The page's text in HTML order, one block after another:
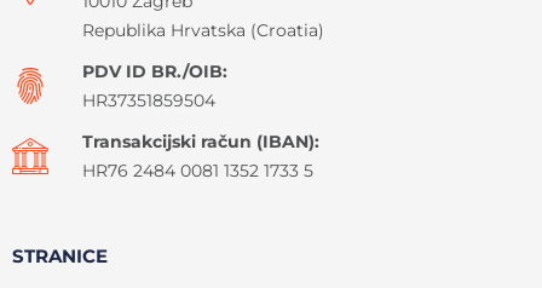
Republika Hrvatska (Croatia)
PDV ID BR./OIB:
HR37351859504
Transakcijski račun (IBAN):
HR76 2484 0081 1352 1733 5
STRANICE